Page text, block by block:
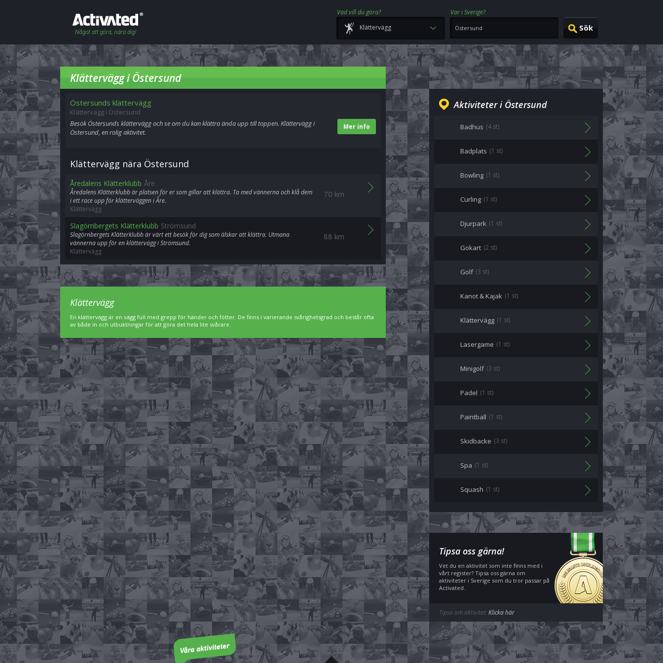
Vad vill du göra?
Var i Sverige?
Klättervägg
Klättervägg i Östersund
Östersunds klättervägg
Klättervägg i Östersund
Mer info
Besök Östersunds klättervägg och se om du kan klättra ända upp till toppen. Klättervägg i
Östersund, en rolig aktivitet.
Klättervägg nära Östersund
70 km
Åredalens Klätterklubb Åre
Åredalens Klätterklubb är platsen för er som gillar att klättra. Ta med vännerna och klå dem
i ett race upp för klätterväggen i Åre.
Klättervägg
88 km
Slagörnbergets Klätterklubb Strömsund
Slagörnbergets Klätterklubb är värt ett besök för dig som älskar att klättra. Utmana
vännerna upp för en klättervägg i Strömsund.
Klättervägg
Aktiviteter i Östersund
Badhus (4 st)
Badplats (1 st)
Bowling (1 st)
Curling (1 st)
Djurpark (1 st)
Gokart (2 st)
Golf (3 st)
Kanot & Kajak (1 st)
Klättervägg (1 st)
Lasergame (1 st)
Minigolf (3 st)
Padel (1 st)
Paintball (1 st)
Skidbacke (3 st)
Spa (1 st)
Squash (1 st)
Tipsa oss gärna!
Vet du en aktivitet som inte finns med i
vårt register? Tipsa oss gärna om
aktiviteter i Sverige som du tror passar på
Activated.
Tipsa om aktivitet:Klicka här
Klättervägg
En klättervägg är en vägg full med grepp för händer och fötter. De finns i varierande svårighetsgrad och består ofta
av både in och utbuktningar för att göra det hela lite svårare.